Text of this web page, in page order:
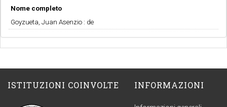
Nome completo
Goyzueta, Juan Asenzio : de
ISTITUZIONI COINVOLTE INFORMAZIONI